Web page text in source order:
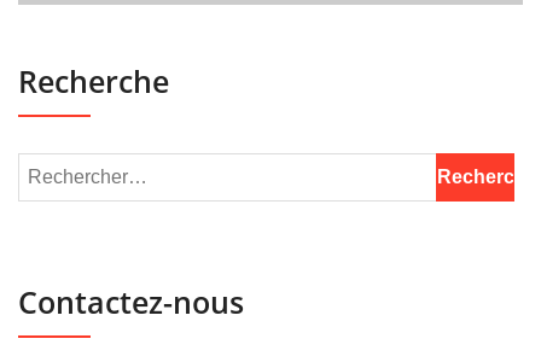
Recherche
Contactez-nous